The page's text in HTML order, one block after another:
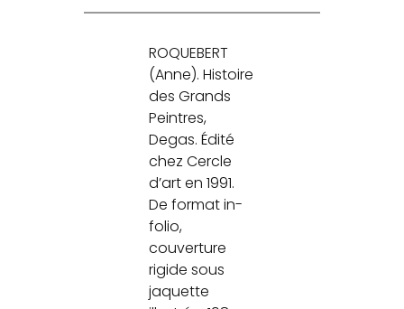
ROQUEBERT
(Anne). Histoire
des Grands
Peintres,
Degas. Édité
chez Cercle
d’art en 1991.
De format in-
folio,
couverture
rigide sous
jaquette